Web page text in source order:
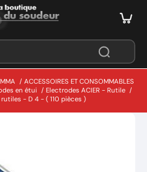
/ ACCESSOIRES ET CONSOMMABLES
en étui / Electrodes ACIER - Rutile /
rutiles - D 4 - ( 110 pièces )